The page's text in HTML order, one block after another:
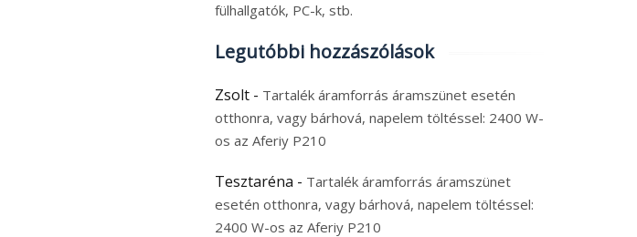
fülhallgatók, PC-k, stb.
Legutóbbi hozzászólások
Zsolt - Tartalék áramforrás áramszünet esetén
otthonra, vagy bárhová, napelem töltéssel: 2400 W-
os az Aferiy P210
Tesztaréna - Tartalék áramforrás áramszünet
esetén otthonra, vagy bárhová, napelem töltéssel:
2400 W-os az Aferiy P210